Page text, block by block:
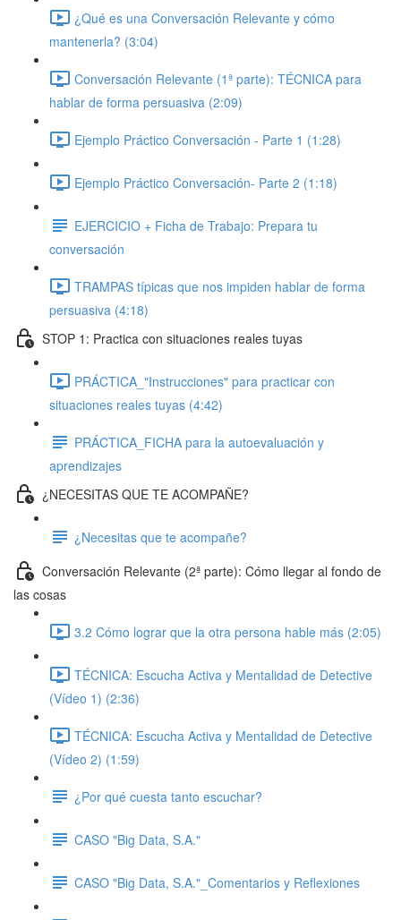
¿Qué es una Conversación Relevante y cómo
mantenerla? (3:04)
Conversación Relevante (1ª parte): TÉCNICA para
hablar de forma persuasiva (2:09)
Ejemplo Práctico Conversación - Parte 1 (1:28)
Ejemplo Práctico Conversación- Parte 2 (1:18)
EJERCICIO + Ficha de Trabajo: Prepara tu
conversación
TRAMPAS típicas que nos impiden hablar de forma
persuasiva (4:18)
STOP 1: Practica con situaciones reales tuyas
PRÁCTICA_"Instrucciones" para practicar con
situaciones reales tuyas (4:42)
PRÁCTICA_FICHA para la autoevaluación y
aprendizajes
¿NECESITAS QUE TE ACOMPAÑE?
¿Necesitas que te acompañe?
Conversación Relevante (2ª parte): Cómo llegar al fondo de
las cosas
3.2 Cómo lograr que la otra persona hable más (2:05)
TÉCNICA: Escucha Activa y Mentalidad de Detective
(Vídeo 1) (2:36)
TÉCNICA: Escucha Activa y Mentalidad de Detective
(Vídeo 2) (1:59)
¿Por qué cuesta tanto escuchar?
CASO "Big Data, S.A."
CASO "Big Data, S.A."_Comentarios y Reflexiones